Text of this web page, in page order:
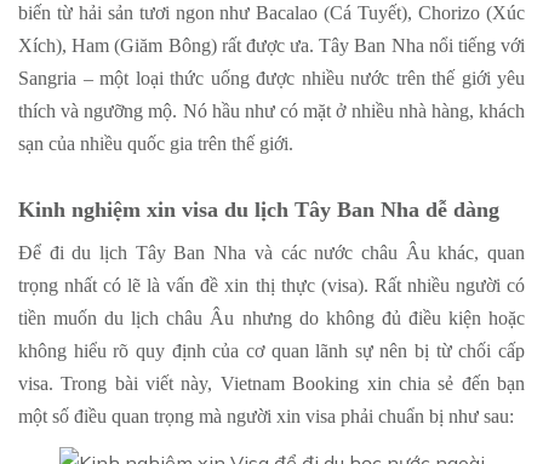
biến từ hải sản tươi ngon như Bacalao (Cá Tuyết), Chorizo (Xúc
Xích), Ham (Giăm Bông) rất được ưa. Tây Ban Nha nổi tiếng với
Sangria – một loại thức uống được nhiều nước trên thế giới yêu
thích và ngưỡng mộ. Nó hầu như có mặt ở nhiều nhà hàng, khách
sạn của nhiều quốc gia trên thế giới.
Kinh nghiệm xin visa du lịch Tây Ban Nha dễ dàng
Để đi du lịch Tây Ban Nha và các nước châu Âu khác, quan
trọng nhất có lẽ là vấn đề xin thị thực (visa). Rất nhiều người có
tiền muốn du lịch châu Âu nhưng do không đủ điều kiện hoặc
không hiểu rõ quy định của cơ quan lãnh sự nên bị từ chối cấp
visa. Trong bài viết này, Vietnam Booking xin chia sẻ đến bạn
một số điều quan trọng mà người xin visa phải chuẩn bị như sau: